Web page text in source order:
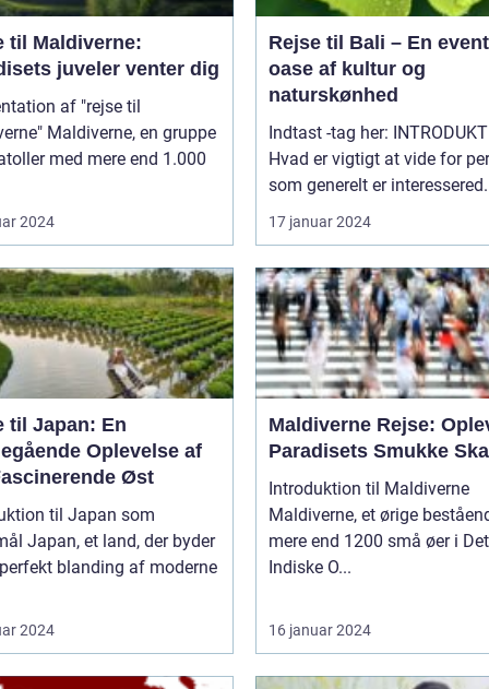
til Maldiverne:
juveler venter dig
af "rejse til
en gruppe
med mere end 1.000
2024
Rejse til Bali – En
oase af kultur og
naturskønhed
Indtast -tag her: INTRODUKTION:
Hvad er vigtigt at vide for
som generelt er
17 januar 2024
til Japan: En
Oplevelse af
Øst
til Japan som
byder
blanding af moderne
2024
Maldiverne Rejse:
Paradisets Smukke
Introduktion til Maldiverne
Maldiverne, et ørige
mere end 1200 små øer i Det
Indiske O...
16 januar 2024